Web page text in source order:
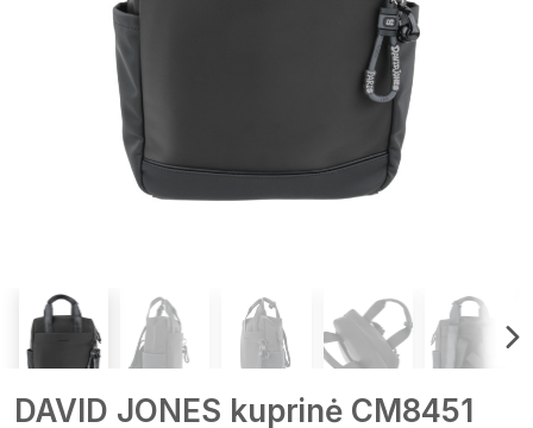
DAVID JONES kuprinė CM8451